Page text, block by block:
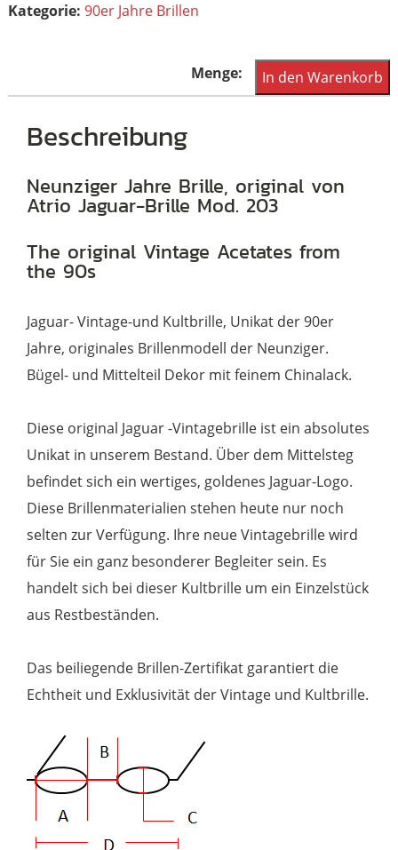
Kategorie: 90er Jahre Brillen
Original
Vintagebrille
der
90er
Menge
In den Warenkorb
Beschreibung
Neunziger Jahre Brille, original von
Atrio Jaguar-Brille Mod. 203
The original Vintage Acetates from
the 90s
Jaguar- Vintage-und Kultbrille, Unikat der 90er
Jahre, originales Brillenmodell der Neunziger.
Bügel- und Mittelteil Dekor mit feinem Chinalack.
Diese original Jaguar -Vintagebrille ist ein absolutes
Unikat in unserem Bestand. Über dem Mittelsteg
befindet sich ein wertiges, goldenes Jaguar-Logo.
Diese Brillenmaterialien stehen heute nur noch
selten zur Verfügung. Ihre neue Vintagebrille wird
für Sie ein ganz besonderer Begleiter sein. Es
handelt sich bei dieser Kultbrille um ein Einzelstück
aus Restbeständen.
Das beiliegende Brillen-Zertifikat garantiert die
Echtheit und Exklusivität der Vintage und Kultbrille.